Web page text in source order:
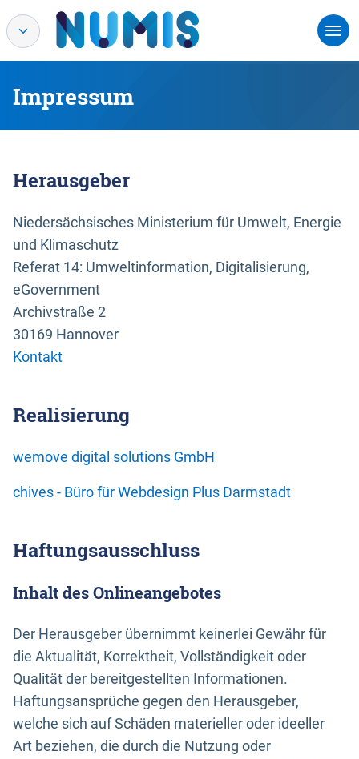
Impressum
Herausgeber
Niedersächsisches Ministerium für Umwelt, Energie
und Klimaschutz
Referat 14: Umweltinformation, Digitalisierung,
eGovernment
Archivstraße 2
30169 Hannover
Kontakt
Realisierung
wemove digital solutions GmbH
chives - Büro für Webdesign Plus Darmstadt
Haftungsausschluss
Inhalt des Onlineangebotes
Der Herausgeber übernimmt keinerlei Gewähr für
die Aktualität, Korrektheit, Vollständigkeit oder
Qualität der bereitgestellten Informationen.
Haftungsansprüche gegen den Herausgeber,
welche sich auf Schäden materieller oder ideeller
Art beziehen, die durch die Nutzung oder